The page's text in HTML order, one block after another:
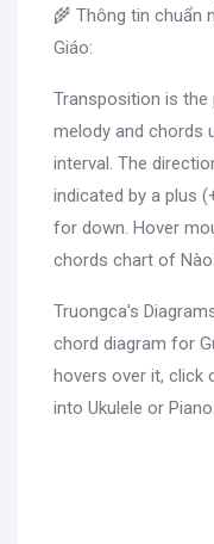
🌾 Thông tin chuẩn
Giáo:
Transposition is
melody and chords
interval. The
indicated by a plus
for down. Hover
chords chart of
Truongca's
chord diagram for
hovers over it, click
into Ukulele or Piano.